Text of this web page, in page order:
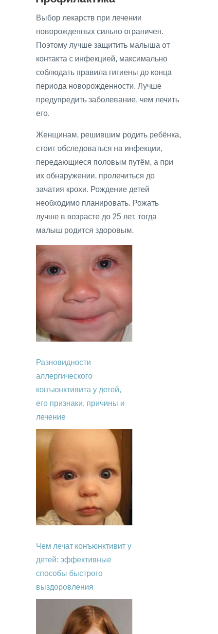
Выбор лекарств при лечении
новорожденных сильно ограничен.
Поэтому лучше защитить малыша от
контакта с инфекцией, максимально
соблюдать правила гигиены до конца
периода новорожденности. Лучше
предупредить заболевание, чем лечить
его.
Женщинам, решившим родить ребёнка,
стоит обследоваться на инфекции,
передающиеся половым путём, а при
их обнаружении, пролечиться до
зачатия крохи. Рождение детей
необходимо планировать. Рожать
лучше в возрасте до 25 лет, тогда
малыш родится здоровым.
Разновидности
аллергического
конъюнктивита у детей,
его признаки, причины и
лечение
Чем лечат конъюнктивит у
детей: эффективные
способы быстрого
выздоровления